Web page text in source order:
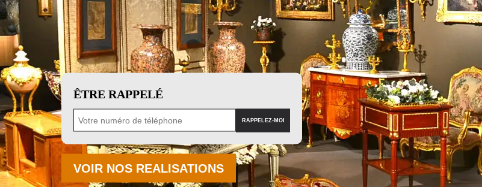
ÊTRE RAPPELÉ
VOIR NOS REALISATIONS